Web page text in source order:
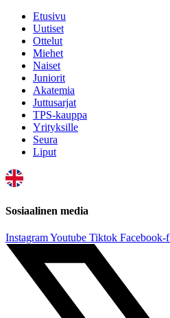
Etusivu
Uutiset
Ottelut
Miehet
Naiset
Juniorit
Akatemia
Juttusarjat
TPS-kauppa
Yrityksille
Seura
Liput
Sosiaalinen media
InstagramYoutube Tiktok Facebook-f